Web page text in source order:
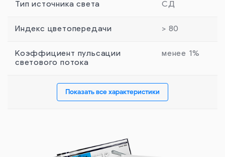
Тип источника света СД
Индекс цветопередачи > 80
Коэффициент пульсации
светового потока
менее 1%
Показать все характеристики